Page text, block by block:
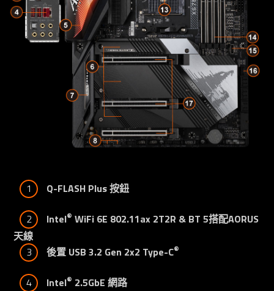
1 Q-FLASH Plus 按鈕
2 Intel® WiFi 6E 802.11ax 2T2R & BT 5搭配AORUS
天線
3
後置 USB 3.2 Gen 2x2 Type-C®
4 Intel® 2.5GbE 網路